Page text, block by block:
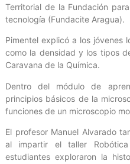
Territorial de la Fundación
tecnología (Fundacite Aragua).
Pimentel explicó a los jóvenes
como la densidad y los tipos
Caravana de la Química.
Dentro del módulo de
principios básicos de la
funciones de un microscopio
El profesor Manuel Alvarado
al impartir el taller
estudiantes exploraron la